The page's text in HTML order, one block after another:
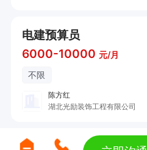
电建预算员
6000-10000 元/月
不限
陈方红
湖北光励装饰工程有限公司